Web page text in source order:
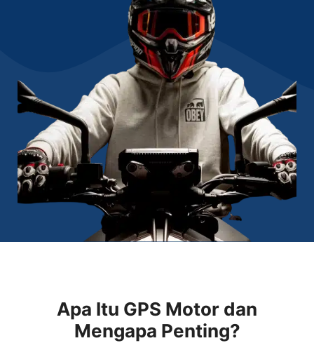
Apa Itu GPS Motor dan
Mengapa Penting?